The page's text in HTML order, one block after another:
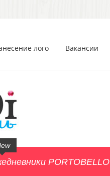
лого Вакансии
PORTOBELLO